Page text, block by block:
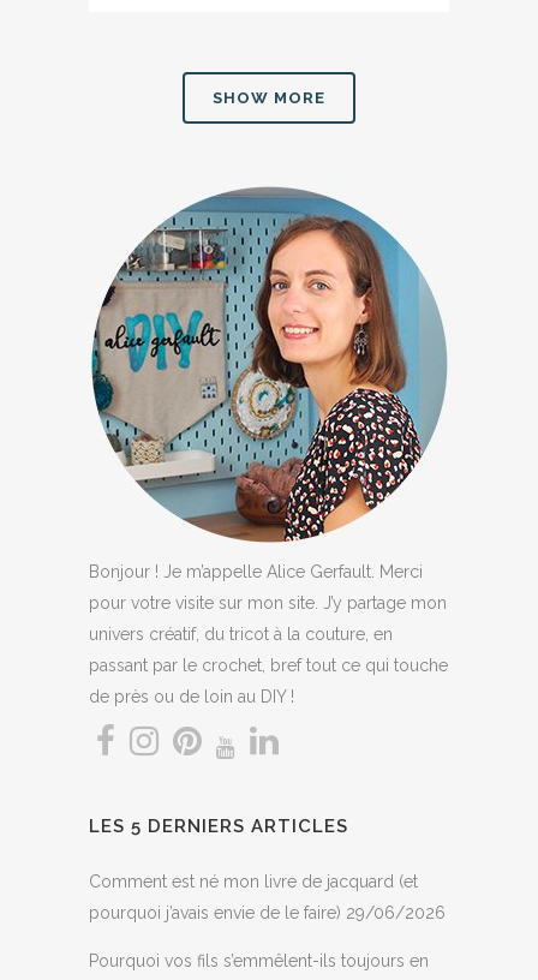
SHOW MORE
Bonjour ! Je m’appelle Alice Gerfault. Merci
pour votre visite sur mon site. J’y partage mon
univers créatif, du tricot à la couture, en
passant par le crochet, bref tout ce qui touche
de près ou de loin au DIY !
LES 5 DERNIERS ARTICLES
Comment est né mon livre de jacquard (et
pourquoi j’avais envie de le faire) 29/06/2026
Pourquoi vos fils s’emmêlent-ils toujours en